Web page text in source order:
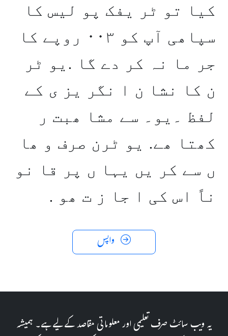
کیا تو ٹر یفک پو لیس کا
سپاھی آپ کو ۰۰۳ روپے کا
جر ما نہ کر دے گا .یو ٹر
ن کا نشا ن ا نگر یز ی کے
لفظ ۔یو۔ سے مشا ھبت ر
کھتا ھے. یو ٹرن صرف و ھا
ں سے کر یں یہا ں پر قا نو
ناً اس کی ا جا ز ت ھو .
واپس
یہ ویب سائٹ صرف تعلیمی اور معلوماتی مقاصد کے لیے ہے۔ ہمیشہ